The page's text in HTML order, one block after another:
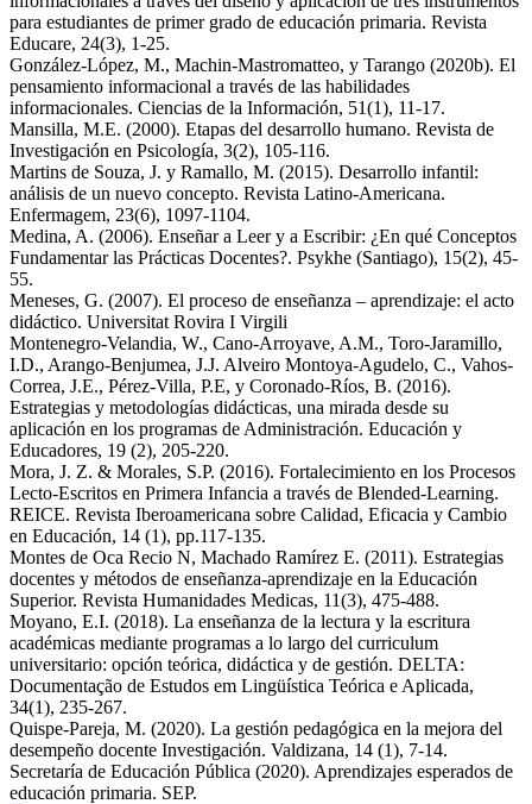
para estudiantes de primer grado de educación primaria. Revista
Educare, 24(3), 1-25.
González-López, M., Machin-Mastromatteo, y Tarango (2020b). El
pensamiento informacional a través de las habilidades
informacionales. Ciencias de la Información, 51(1), 11-17.
Mansilla, M.E. (2000). Etapas del desarrollo humano. Revista de
Investigación en Psicología, 3(2), 105-116.
Martins de Souza, J. y Ramallo, M. (2015). Desarrollo infantil:
análisis de un nuevo concepto. Revista Latino-Americana.
Enfermagem, 23(6), 1097-1104.
Medina, A. (2006). Enseñar a Leer y a Escribir: ¿En qué Conceptos
Fundamentar las Prácticas Docentes?. Psykhe (Santiago), 15(2), 45-
55.
Meneses, G. (2007). El proceso de enseñanza – aprendizaje: el acto
didáctico. Universitat Rovira I Virgili
Montenegro-Velandia, W., Cano-Arroyave, A.M., Toro-Jaramillo,
I.D., Arango-Benjumea, J.J. Alveiro Montoya-Agudelo, C., Vahos-
Correa, J.E., Pérez-Villa, P.E, y Coronado-Ríos, B. (2016).
Estrategias y metodologías didácticas, una mirada desde su
aplicación en los programas de Administración. Educación y
Educadores, 19 (2), 205-220.
Mora, J. Z. & Morales, S.P. (2016). Fortalecimiento en los Procesos
Lecto-Escritos en Primera Infancia a través de Blended-Learning.
REICE. Revista Iberoamericana sobre Calidad, Eficacia y Cambio
en Educación, 14 (1), pp.117-135.
Montes de Oca Recio N, Machado Ramírez E. (2011). Estrategias
docentes y métodos de enseñanza-aprendizaje en la Educación
Superior. Revista Humanidades Medicas, 11(3), 475-488.
Moyano, E.I. (2018). La enseñanza de la lectura y la escritura
académicas mediante programas a lo largo del curriculum
universitario: opción teórica, didáctica y de gestión. DELTA:
Documentação de Estudos em Lingüística Teórica e Aplicada,
34(1), 235-267.
Quispe-Pareja, M. (2020). La gestión pedagógica en la mejora del
desempeño docente Investigación. Valdizana, 14 (1), 7-14.
Secretaría de Educación Pública (2020). Aprendizajes esperados de
educación primaria. SEP.